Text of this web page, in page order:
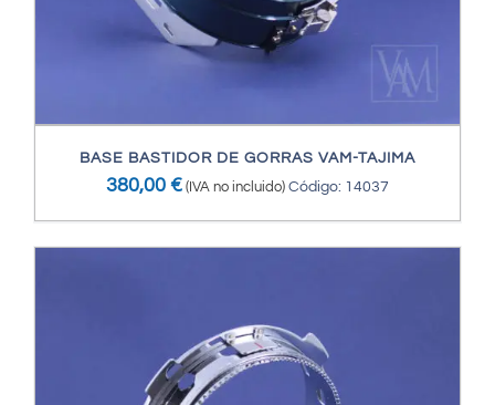
BASE BASTIDOR DE GORRAS VAM-TAJIMA
380,00 € (IVA no incluido) Código: 14037